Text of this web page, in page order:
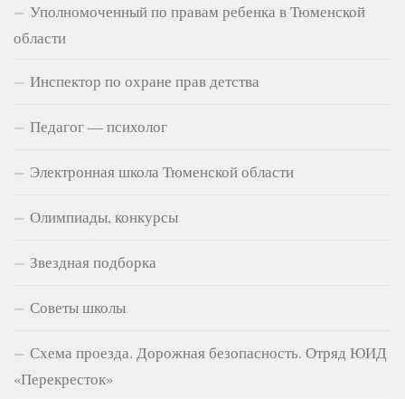
Уполномоченный по правам ребенка в Тюменской
области
Инспектор по охране прав детства
Педагог — психолог
Электронная школа Тюменской области
Олимпиады, конкурсы
Звездная подборка
Советы школы
Схема проезда. Дорожная безопасность. Отряд ЮИД
«Перекресток»